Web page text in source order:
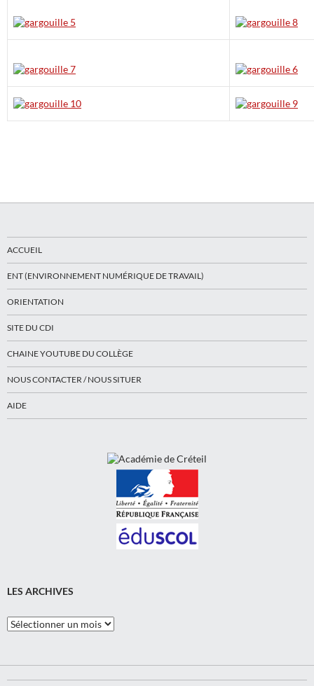
ACCUEIL
ENT (ENVIRONNEMENT NUMÉRIQUE DE TRAVAIL)
ORIENTATION
SITE DU CDI
CHAINE YOUTUBE DU COLLÈGE
NOUS CONTACTER / NOUS SITUER
AIDE
LES ARCHIVES
Les
Archives